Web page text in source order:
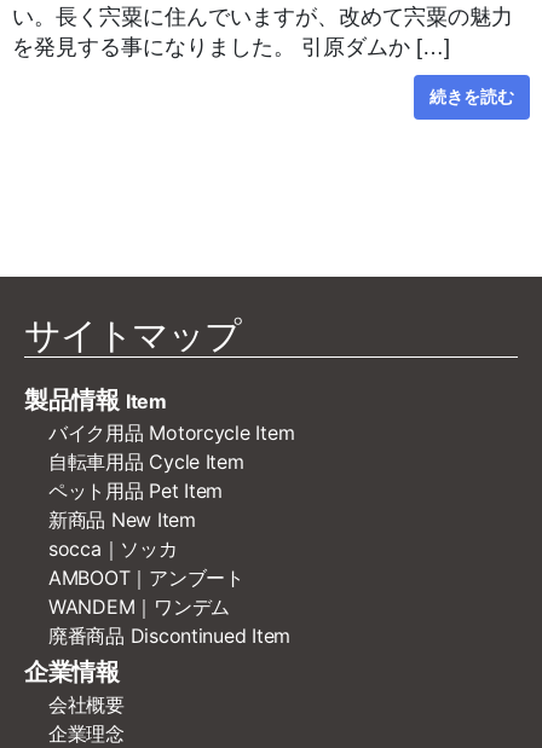
い。長く宍粟に住んでいますが、改めて宍粟の魅力
を発見する事になりました。 引原ダムか […]
続きを読む
サイトマップ
製品情報 Item
バイク用品 Motorcycle Item
自転車用品 Cycle Item
ペット用品 Pet Item
新商品 New Item
socca｜ソッカ
AMBOOT｜アンブート
WANDEM｜ワンデム
廃番商品 Discontinued Item
企業情報
会社概要
企業理念